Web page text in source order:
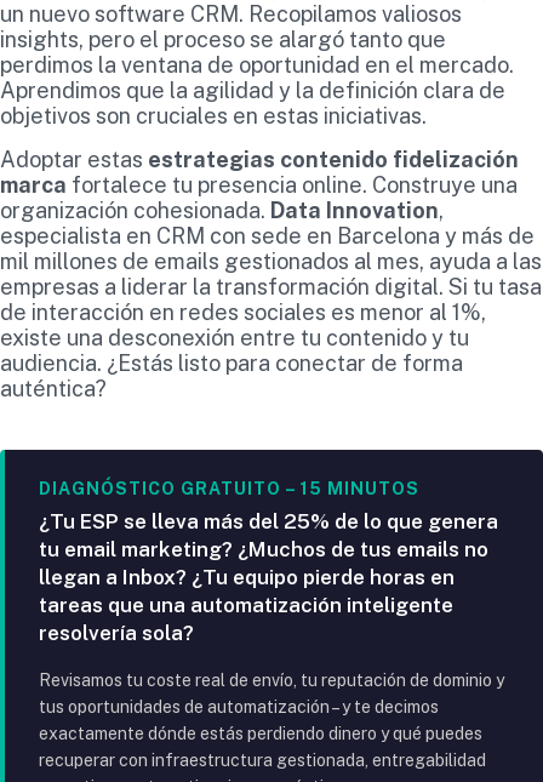
un nuevo software CRM. Recopilamos valiosos
insights, pero el proceso se alargó tanto que
perdimos la ventana de oportunidad en el mercado.
Aprendimos que la agilidad y la definición clara de
objetivos son cruciales en estas iniciativas.
Adoptar estas estrategias contenido fidelización
marca fortalece tu presencia online. Construye una
organización cohesionada. Data Innovation,
especialista en CRM con sede en Barcelona y más de
mil millones de emails gestionados al mes, ayuda a las
empresas a liderar la transformación digital. Si tu tasa
de interacción en redes sociales es menor al 1%,
existe una desconexión entre tu contenido y tu
audiencia. ¿Estás listo para conectar de forma
auténtica?
DIAGNÓSTICO GRATUITO – 15 MINUTOS
¿Tu ESP se lleva más del 25% de lo que genera
tu email marketing? ¿Muchos de tus emails no
llegan a Inbox? ¿Tu equipo pierde horas en
tareas que una automatización inteligente
resolvería sola?
Revisamos tu coste real de envío, tu reputación de dominio y
tus oportunidades de automatización – y te decimos
exactamente dónde estás perdiendo dinero y qué puedes
recuperar con infraestructura gestionada, entregabilidad